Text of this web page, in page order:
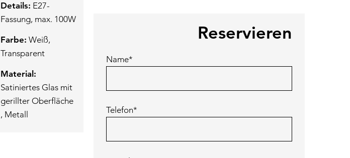
Details: E27-
Fassung, max. 100W
Farbe: Weiß,
Transparent
Material:
Satiniertes Glas mit
gerillter Oberfläche
, Metall
Reservieren
Name*
Telefon*